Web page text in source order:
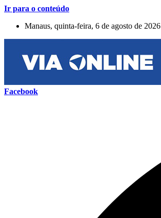
Ir para o conteúdo
Manaus, quinta-feira, 6 de agosto de 2026
Facebook